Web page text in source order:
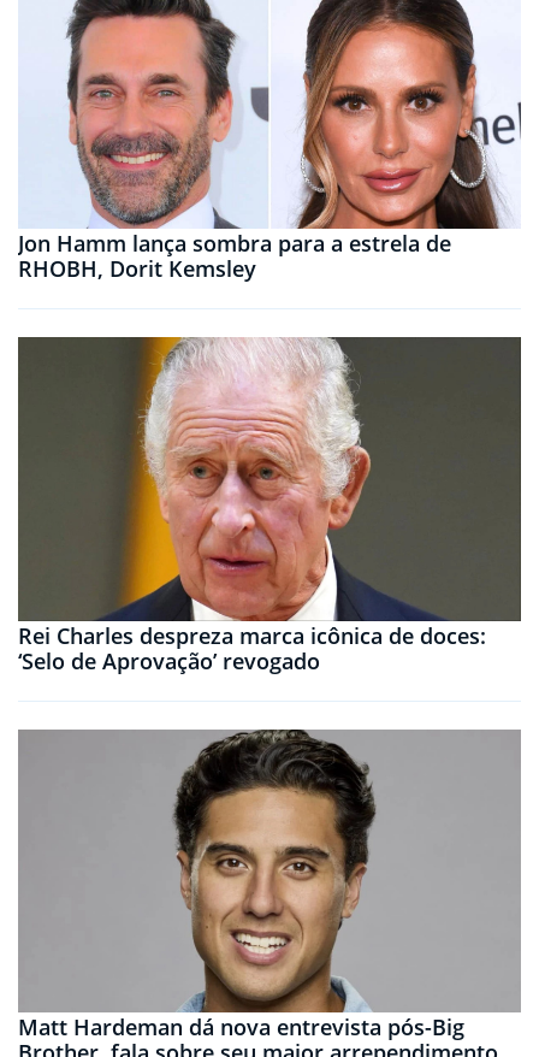
Jon Hamm lança sombra para a estrela de
RHOBH, Dorit Kemsley
Rei Charles despreza marca icônica de doces:
‘Selo de Aprovação’ revogado
Matt Hardeman dá nova entrevista pós-Big